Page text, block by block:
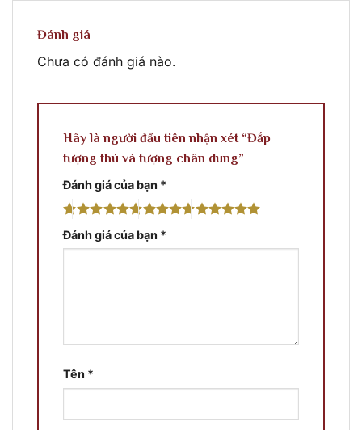
Đánh giá
Chưa có đánh giá nào.
Hãy là người đầu tiên nhận xét “Đắp
tượng thú và tượng chân dung”
Đánh giá của bạn *
Đánh giá của bạn *
Tên *